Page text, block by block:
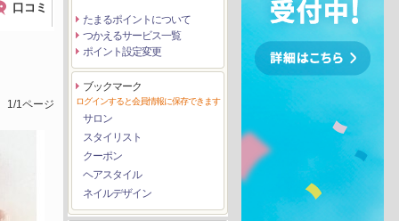
口コミ
1/1ページ
たまるポイントについて
つかえるサービス一覧
ポイント設定変更
ブックマーク
ログインすると会員情報に保存できます
サロン
スタイリスト
クーポン
ヘアスタイル
ネイルデザイン